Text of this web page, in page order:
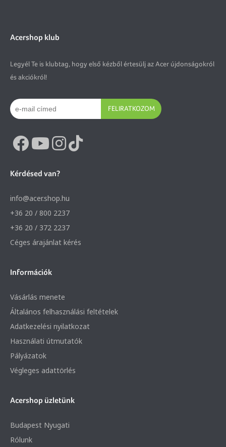
Acershop klub
Legyél Te is klubtag, hogy első kézből értesülj az Acer újdonságokról
és akciókról!
FELIRATKOZOM
Kérdésed van?
info@acer.shop.hu
+36 20 / 800 2237
+36 20 / 372 2237
Céges árajánlat kérés
Információk
Vásárlás menete
Általános felhasználási feltételek
Adatkezelési nyilatkozat
Használati útmutatók
Pályázatok
Végleges adattörlés
Acershop üzletünk
Budapest Nyugati
Rólunk